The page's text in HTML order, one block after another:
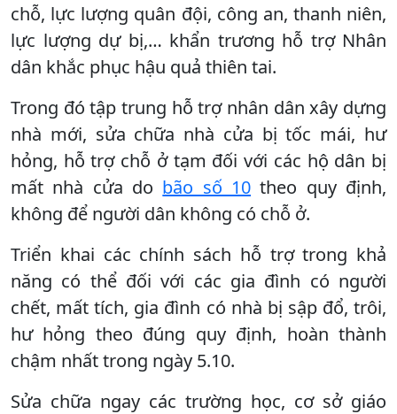
chỗ, lực lượng quân đội, công an, thanh niên,
lực lượng dự bị,… khẩn trương hỗ trợ Nhân
dân khắc phục hậu quả thiên tai.
Trong đó tập trung hỗ trợ nhân dân xây dựng
nhà mới, sửa chữa nhà cửa bị tốc mái, hư
hỏng, hỗ trợ chỗ ở tạm đối với các hộ dân bị
mất nhà cửa do bão số 10 theo quy định,
không để người dân không có chỗ ở.
Triển khai các chính sách hỗ trợ trong khả
năng có thể đối với các gia đình có người
chết, mất tích, gia đình có nhà bị sập đổ, trôi,
hư hỏng theo đúng quy định, hoàn thành
chậm nhất trong ngày 5.10.
Sửa chữa ngay các trường học, cơ sở giáo